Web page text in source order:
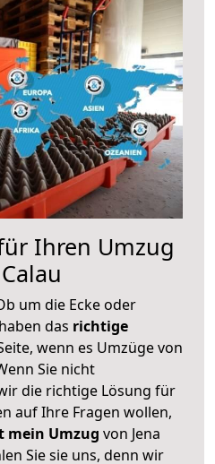
Ihren Umzug
um die Ecke oder
das richtige
wenn es Umzüge von
Sie nicht
die richtige Lösung für
auf Ihre Fragen wollen,
mein Umzug von Jena
Sie sie uns, denn wir